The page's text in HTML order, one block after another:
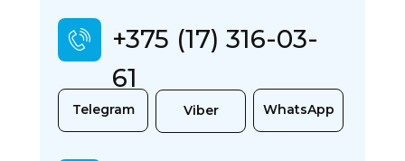
+375 (17) 316-03-
61
Telegram Viber WhatsApp